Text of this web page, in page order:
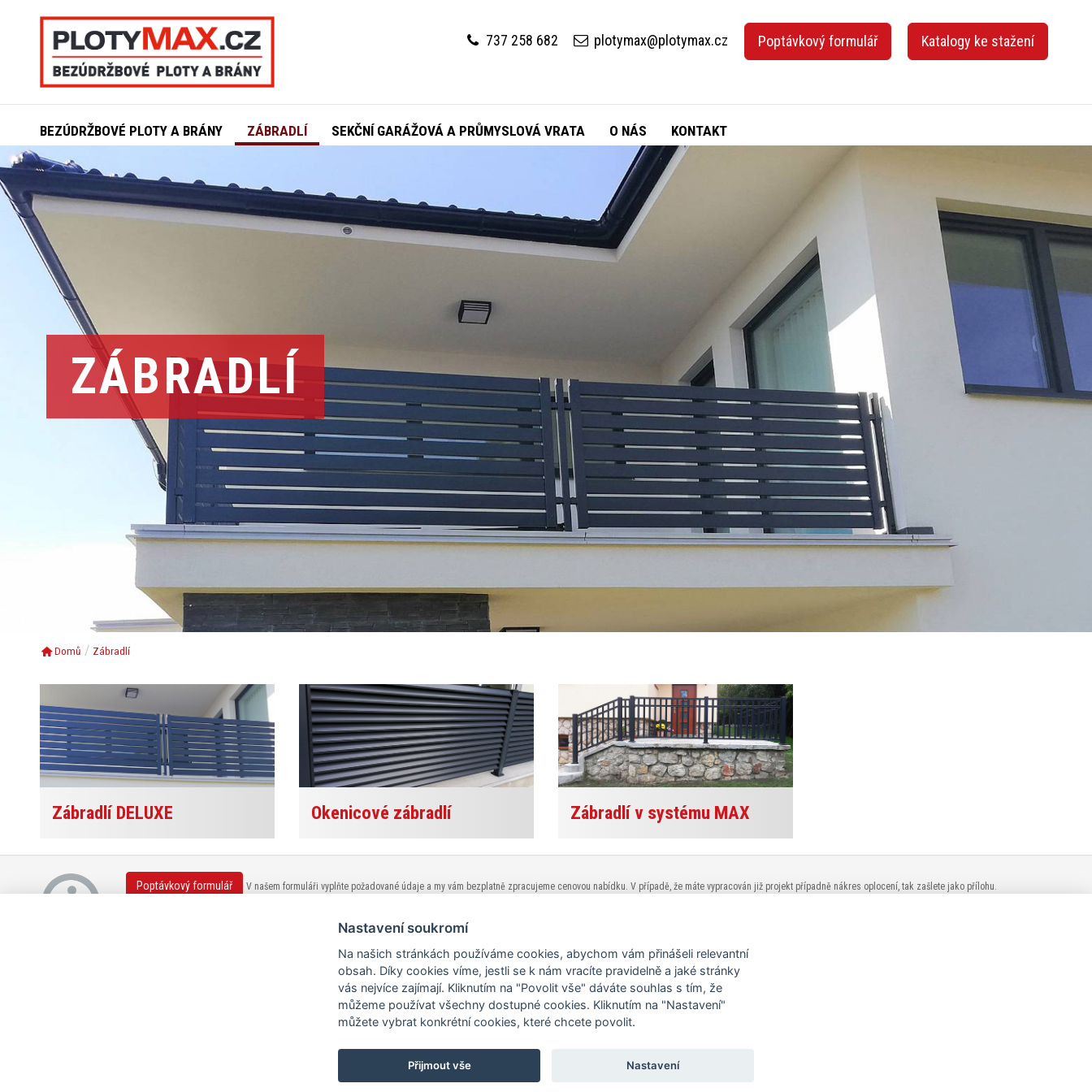
737 258 682 plotymax@plotymax.cz Poptávkový formulář Katalogy ke stažení
BEZÚDRŽBOVÉ PLOTY A BRÁNY ZÁBRADLÍ SEKČNÍ GARÁŽOVÁ A PRŮMYSLOVÁ VRATA O NÁS KONTAKT
ZÁBRADLÍ
Domů Zábradlí
Zábradlí DELUXE Okenicové zábradlí Zábradlí v systému MAX
Poptávkový formulář V našem formuláři vyplňte požadované údaje a my vám bezplatně zpracujeme cenovou nabídku. V případě, že máte vypracován již projekt případně nákres oplocení, tak zašlete jako přílohu.
Stáhněte si některý z našich katalogů ve formátu PDF.
Vratový H-servis, s.r.o.
V Zátiší 810/1
709 00 Ostrava - Mariánské Hory
737 258 682
Nastavení soukromí
Na našich stránkách používáme cookies, abychom vám přinášeli relevantní
obsah. Díky cookies víme, jestli se k nám vracíte pravidelně a jaké stránky
vás nejvíce zajímají. Kliknutím na "Povolit vše" dáváte souhlas s tím, že
můžeme používat všechny dostupné cookies. Kliknutím na "Nastavení"
můžete vybrat konkrétní cookies, které chcete povolit.
Přijmout vše Nastavení